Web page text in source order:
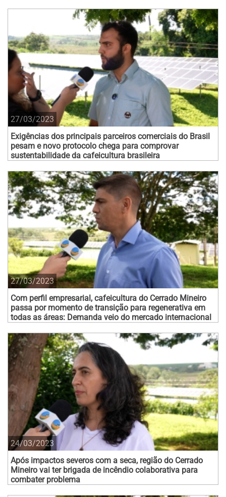
27/03/2023
Exigências dos principais parceiros comerciais do Brasil
pesam e novo protocolo chega para comprovar
sustentabilidade da cafeicultura brasileira
27/03/2023
Com perfil empresarial, cafeicultura do Cerrado Mineiro
passa por momento de transição para regenerativa em
todas as áreas: Demanda veio do mercado internacional
24/03/2023
Após impactos severos com a seca, região do Cerrado
Mineiro vai ter brigada de incêndio colaborativa para
combater problema